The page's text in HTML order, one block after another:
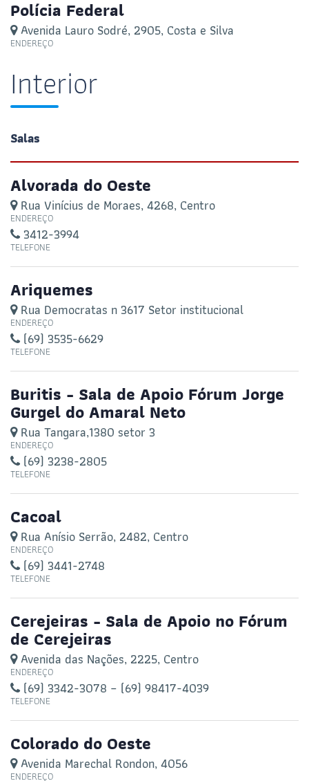
Polícia Federal
Avenida Lauro Sodré, 2905, Costa e Silva
ENDEREÇO
Interior
Salas
Alvorada do Oeste
Rua Vinícius de Moraes, 4268, Centro
ENDEREÇO
3412-3994
TELEFONE
Ariquemes
Rua Democratas n 3617 Setor institucional
ENDEREÇO
(69) 3535-6629
TELEFONE
Buritis - Sala de Apoio Fórum Jorge
Gurgel do Amaral Neto
Rua Tangara,1380 setor 3
ENDEREÇO
(69) 3238-2805
TELEFONE
Cacoal
Rua Anísio Serrão, 2482, Centro
ENDEREÇO
(69) 3441-2748
TELEFONE
Cerejeiras - Sala de Apoio no Fórum
de Cerejeiras
Avenida das Nações, 2225, Centro
ENDEREÇO
(69) 3342-3078 – (69) 98417-4039
TELEFONE
Colorado do Oeste
Avenida Marechal Rondon, 4056
ENDEREÇO